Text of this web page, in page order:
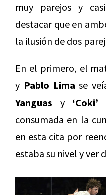
muy parejos y
destacar que en
la ilusión de dos
En el primero, el
y Pablo Lima se
Yanguas y
consumada en la
en esta cita por
estaba su nivel y ver